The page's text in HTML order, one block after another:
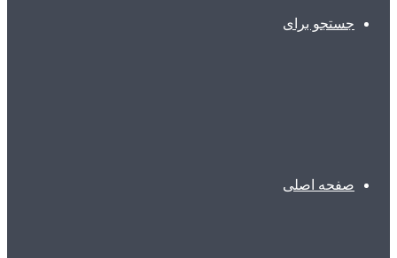
جستجو برای
صفحه اصلی